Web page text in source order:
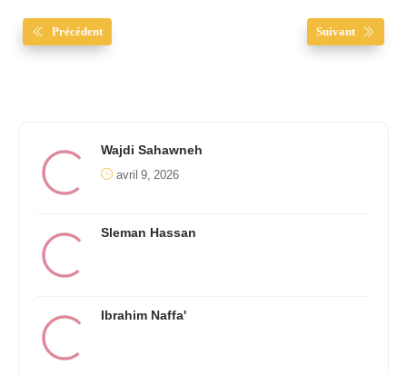
Précédent Suivant
Wajdi Sahawneh
avril 9, 2026
Sleman Hassan
Ibrahim Naffa'